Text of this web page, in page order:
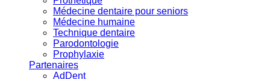
Médecine dentaire pour seniors
Médecine humaine
Technique dentaire
Parodontologie
Prophylaxie
Partenaires
AdDent